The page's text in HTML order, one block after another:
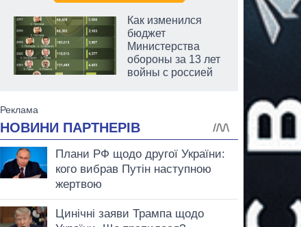
Как изменился
бюджет
Министерства
обороны за 13 лет
войны с россией